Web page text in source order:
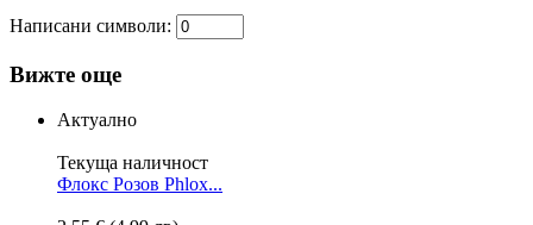
Написани символи:
Вижте още
Актуално
Текуща наличност
Флокс Розов Phlox...